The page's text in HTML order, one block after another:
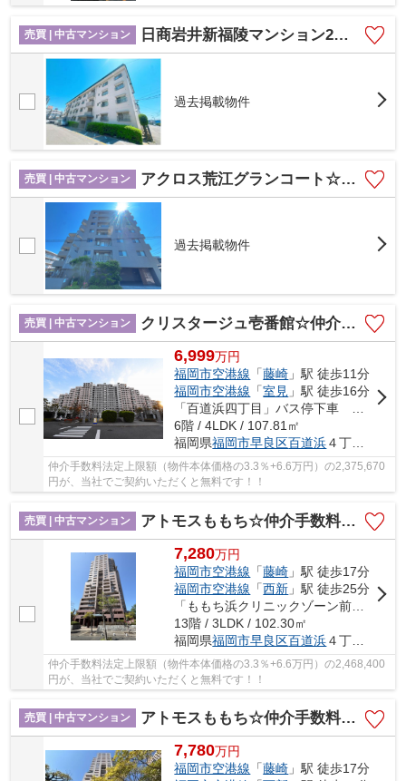
売買 | 中古マンション 日商岩井新福陵マンション2号棟☆仲介手数料無料☆
過去掲載物件
売買 | 中古マンション アクロス荒江グランコート☆仲介手数料無料☆
過去掲載物件
売買 | 中古マンション クリスタージュ壱番館☆仲介手数料無料☆
6,999万円
福岡市空港線 「藤崎 」駅 徒歩11分
福岡市空港線 「室見 」駅 徒歩16分
6階 / 4LDK / 107.81㎡
福岡県福岡市早良区百道浜４丁目2-1
仲介手数料法定上限額（物件本体価格の3.3％+6.6万円）の2,375,670
円が、当社でご契約いただくと無料です！！
売買 | 中古マンション アトモスももち☆仲介手数料無料☆
7,280万円
福岡市空港線 「藤崎 」駅 徒歩17分
福岡市空港線 「西新 」駅 徒歩25分
13階 / 3LDK / 102.30㎡
福岡県福岡市早良区百道浜４丁目31-10
仲介手数料法定上限額（物件本体価格の3.3％+6.6万円）の2,468,400
円が、当社でご契約いただくと無料です！！
売買 | 中古マンション アトモスももち☆仲介手数料無料☆
7,780万円
福岡市空港線 「藤崎 」駅 徒歩17分